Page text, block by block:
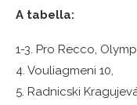
A tabella:
1-3. Pro Recco,
4. Vouliagmeni 10,
5. Radnicski